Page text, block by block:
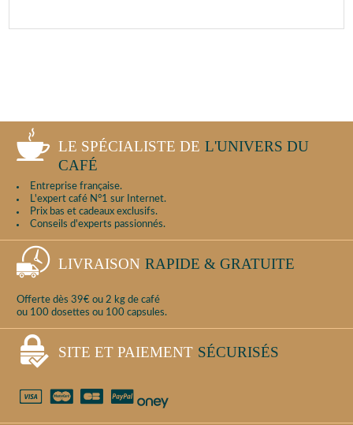
LE SPÉCIALISTE DE L'UNIVERS DU
CAFÉ
Entreprise française.
L'expert café N°1 sur Internet.
Prix bas et cadeaux exclusifs.
Conseils d'experts passionnés.
LIVRAISON RAPIDE & GRATUITE
Offerte dès 39€ ou 2 kg de café
ou 100 dosettes ou 100 capsules.
SITE ET PAIEMENT SÉCURISÉS